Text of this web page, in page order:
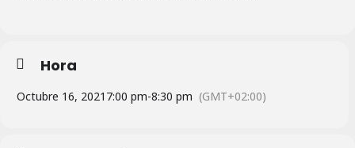
Hora
Octubre 16, 2021 7:00 pm-8:30 pm (GMT+02:00)